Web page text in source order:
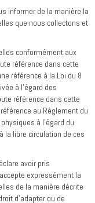
informer de la manière la
que nous collectons et
conformément aux
référence dans cette
référence à la Loi du 8
à l’égard des
référence dans cette
au Règlement du
à l’égard du
la libre circulation de ces
avoir pris
expressément la
de la manière décrite
d’adapter ou de